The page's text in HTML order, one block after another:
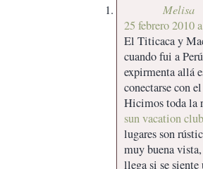
Melisa
25 febrero 2010
El Titicaca y
cuando fui a
expirmenta allá
conectarse con
Hicimos toda la
sun vacation club
lugares son
muy buena
llega si se siente